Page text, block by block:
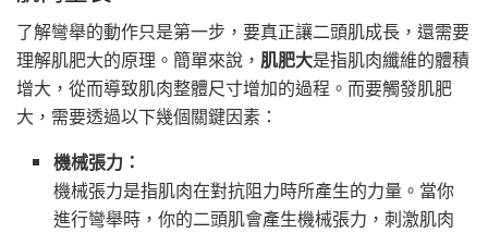
了解彎舉的動作只是第一步，要真正讓二頭肌成長，還需要
理解肌肥大的原理。簡單來說， 肌肥大是指肌肉纖維的體積
增大，從而導致肌肉整體尺寸增加的過程。而要觸發肌肥
大，需要透過以下幾個關鍵因素：
機械張力：
機械張力是指肌肉在對抗阻力時所產生的力量。當你
進行彎舉時，你的二頭肌會產生機械張力，刺激肌肉